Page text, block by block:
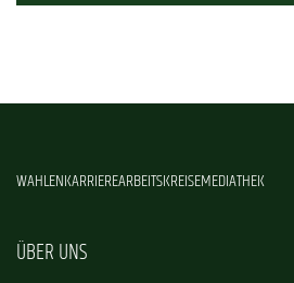
WAHLENKARRIEREARBEITSKREISEMEDIATHEK
ÜBER UNS